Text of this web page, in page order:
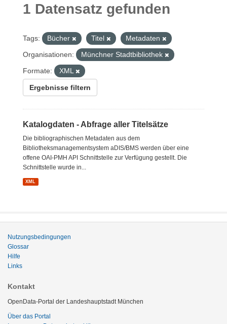
1 Datensatz gefunden
Tags: Bücher Titel
Metadaten
Organisationen:
Münchner Stadtbibliothek
Formate:
XML
Ergebnisse filtern
Katalogdaten - Abfrage aller Titelsätze
Die bibliographischen Metadaten aus dem
Bibliotheksmanagementsystem aDIS/BMS werden über eine
offene OAI-PMH API Schnittstelle zur Verfügung gestellt. Die
Schnittstelle wurde in...
XML
Nutzungsbedingungen
Glossar
Hilfe
Links
Kontakt
OpenData-Portal der Landeshauptstadt München
Über das Portal